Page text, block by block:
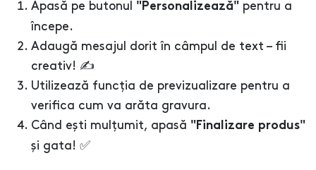
Apasă pe butonul "Personalizează" pentru a
începe.
Adaugă mesajul dorit în câmpul de text – fii
creativ! ✍️
Utilizează funcția de previzualizare pentru a
verifica cum va arăta gravura.
Când ești mulțumit, apasă "Finalizare produs"
și gata! ✅